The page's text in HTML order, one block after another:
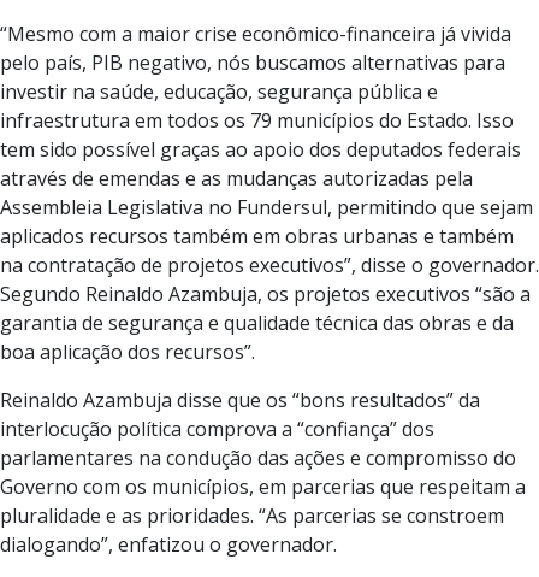
“Mesmo com a maior crise econômico-financeira já vivida
pelo país, PIB negativo, nós buscamos alternativas para
investir na saúde, educação, segurança pública e
infraestrutura em todos os 79 municípios do Estado. Isso
tem sido possível graças ao apoio dos deputados federais
através de emendas e as mudanças autorizadas pela
Assembleia Legislativa no Fundersul, permitindo que sejam
aplicados recursos também em obras urbanas e também
na contratação de projetos executivos”, disse o governador.
Segundo Reinaldo Azambuja, os projetos executivos “são a
garantia de segurança e qualidade técnica das obras e da
boa aplicação dos recursos”.
Reinaldo Azambuja disse que os “bons resultados” da
interlocução política comprova a “confiança” dos
parlamentares na condução das ações e compromisso do
Governo com os municípios, em parcerias que respeitam a
pluralidade e as prioridades. “As parcerias se constroem
dialogando”, enfatizou o governador.